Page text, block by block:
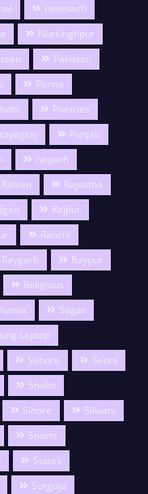
neemach
Nursinghpur
Pakistan
Panna
Poetries
Punjab
raigarh
Raisen
Rajastha
Rajpur
Ranchi
Raygarh
Raypur
Religious
Sagar
Laptop
Sehore
Seoni
Shakti
Sihore
Silwani
Sports
States
Surguja